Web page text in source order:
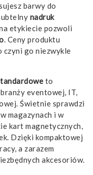
barwy do
nadruk
etykiecie pozwoli
. Ceny produktu
czyni go niezwykle
to
eventowej, IT,
Świetnie sprawdzi
magazynach i w
kart magnetycznych,
Dzięki kompaktowej
a zarazem
akcesoriów.